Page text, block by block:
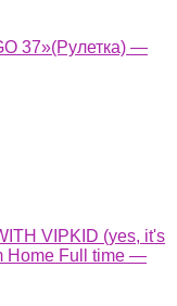
37»(Рулетка) —
VIPKID (yes, it's
Home Full time —